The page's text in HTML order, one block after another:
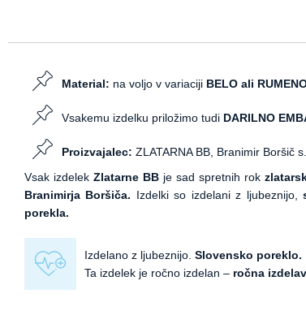
Material: na voljo v variaciji BELO ali
Vsakemu izdelku priložimo tudi DARILNO
Proizvajalec: ZLATARNA BB, Branimir Boršič
Vsak izdelek Zlatarne BB je sad spretnih rok
Branimirja Boršiča. Izdelki so izdelani z ljubeznijo,
porekla.
Izdelano z ljubeznijo. Slovensko poreklo.
Ta izdelek je ročno izdelan – ročna